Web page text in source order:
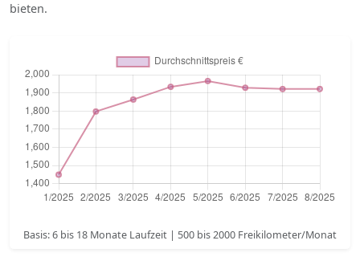
bieten.
Basis: 6 bis 18 Monate Laufzeit | 500 bis 2000 Freikilometer/Monat